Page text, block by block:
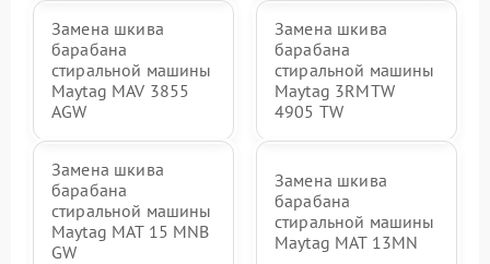
Замена шкива
барабана
стиральной машины
Maytag MAV 3855
AGW
Замена шкива
барабана
стиральной машины
Maytag 3RMTW
4905 TW
Замена шкива
барабана
стиральной машины
Maytag MAT 15 MNB
GW
Замена шкива
барабана
стиральной машины
Maytag MAT 13MN